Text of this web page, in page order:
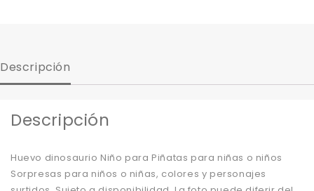
Descripción
Descripción
Huevo dinosaurio Niño para Piñatas para niñas o niños
Sorpresas para niños o niñas, colores y personajes